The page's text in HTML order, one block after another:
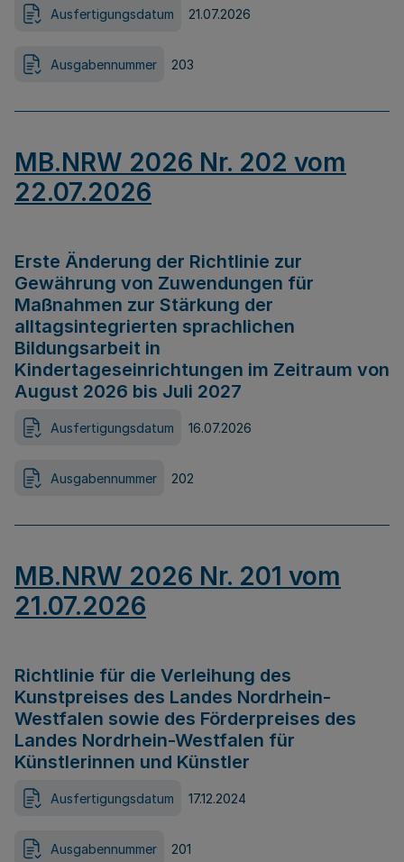
Ausfertigungsdatum 21.07.2026
Ausgabennummer 203
MB.NRW 2026 Nr. 202 vom
22.07.2026
Erste Änderung der Richtlinie zur
Gewährung von Zuwendungen für
Maßnahmen zur Stärkung der
alltagsintegrierten sprachlichen
Bildungsarbeit in
Kindertageseinrichtungen im Zeitraum von
August 2026 bis Juli 2027
Ausfertigungsdatum 16.07.2026
Ausgabennummer 202
MB.NRW 2026 Nr. 201 vom
21.07.2026
Richtlinie für die Verleihung des
Kunstpreises des Landes Nordrhein-
Westfalen sowie des Förderpreises des
Landes Nordrhein-Westfalen für
Künstlerinnen und Künstler
Ausfertigungsdatum 17.12.2024
Ausgabennummer 201